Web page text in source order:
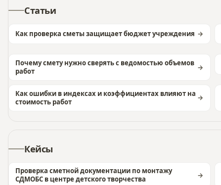
Статьи
Как проверка сметы защищает бюджет учреждения
Почему смету нужно сверять с ведомостью объемов
работ
Как ошибки в индексах и коэффициентах влияют на
стоимость работ
Кейсы
Проверка сметной документации по монтажу
СДМОБС в центре детского творчества